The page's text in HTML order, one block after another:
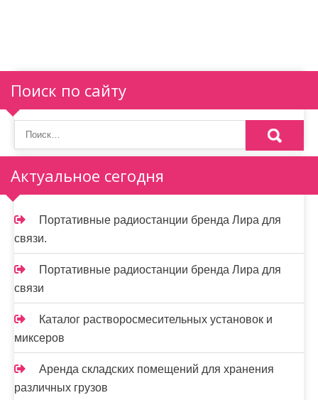
Поиск по сайту
Актуальное сегодня
Портативные радиостанции бренда Лира для
связи.
Портативные радиостанции бренда Лира для
связи
Каталог растворосмесительных установок и
миксеров
Аренда складских помещений для хранения
различных грузов